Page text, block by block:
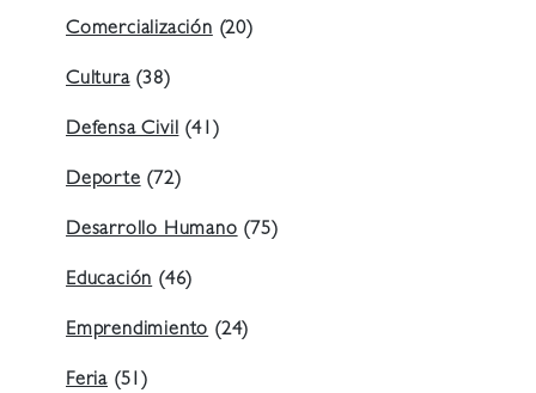
Comercialización(20)
Cultura(38)
Defensa Civil(41)
Deporte(72)
Desarrollo Humano(75)
Educación(46)
Emprendimiento(24)
Feria (51)